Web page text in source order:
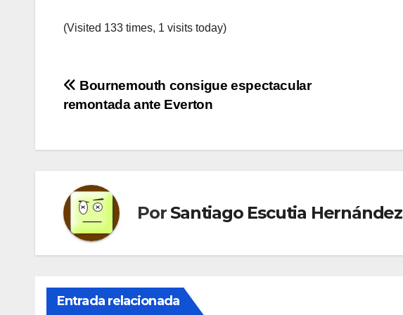
(Visited 133 times, 1 visits today)
Navegación
entradas
Bournemouth consigue espectacular
remontada ante Everton
Por Santiago Escutia Hernández
Entrada relacionada